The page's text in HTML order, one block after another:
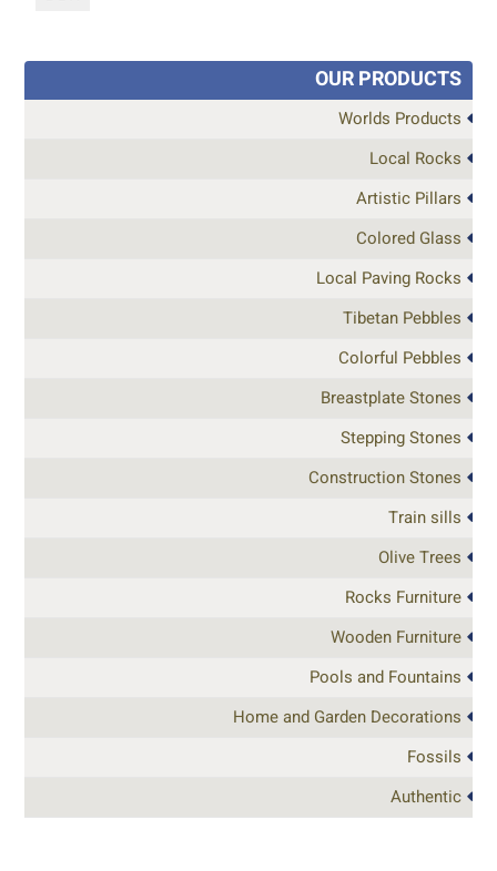
OUR PRODUCTS
Worlds Products
Local Rocks
Artistic Pillars
Colored Glass
Local Paving Rocks
Tibetan Pebbles
Colorful Pebbles
Breastplate Stones
Stepping Stones
Construction Stones
Train sills
Olive Trees
Rocks Furniture
Wooden Furniture
Pools and Fountains
Home and Garden Decorations
Fossils
Authentic